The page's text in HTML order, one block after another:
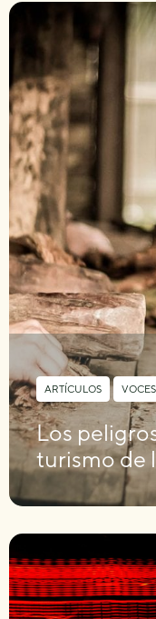
ARTÍCULOS ,
Los
turismo de